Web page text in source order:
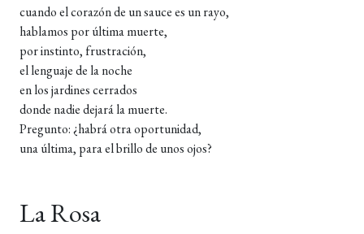
cuando el corazón de un sauce es un rayo,
hablamos por última muerte,
por instinto, frustración,
el lenguaje de la noche
en los jardines cerrados
donde nadie dejará la muerte.
Pregunto: ¿habrá otra oportunidad,
una última, para el brillo de unos ojos?
La Rosa